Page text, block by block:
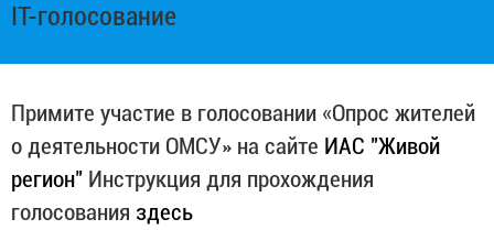
IT-голосование
Примите участие в голосовании «Опрос жителей
о деятельности ОМСУ» на сайте ИАС "Живой
регион" Инструкция для прохождения
голосования здесь